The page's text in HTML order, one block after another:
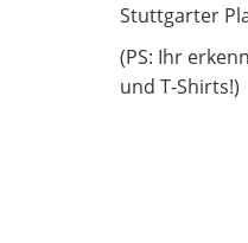
Stuttgarter
(PS: Ihr
und T-Shirts!)